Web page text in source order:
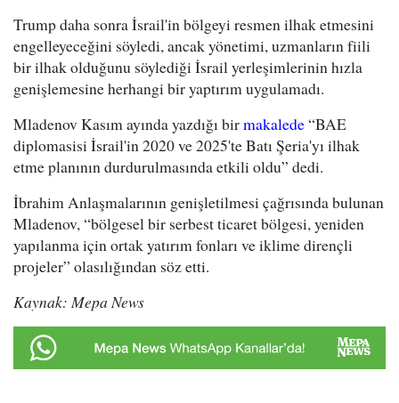
Trump daha sonra İsrail'in bölgeyi resmen ilhak etmesini
engelleyeceğini söyledi, ancak yönetimi, uzmanların fiili
bir ilhak olduğunu söylediği İsrail yerleşimlerinin hızla
genişlemesine herhangi bir yaptırım uygulamadı.
Mladenov Kasım ayında yazdığı birmakalede“BAE
diplomasisi İsrail'in 2020 ve 2025'te Batı Şeria'yı ilhak
etme planının durdurulmasında etkili oldu” dedi.
İbrahim Anlaşmalarının genişletilmesi çağrısında bulunan
Mladenov, “bölgesel bir serbest ticaret bölgesi, yeniden
yapılanma için ortak yatırım fonları ve iklime dirençli
projeler” olasılığından söz etti.
Kaynak: Mepa News